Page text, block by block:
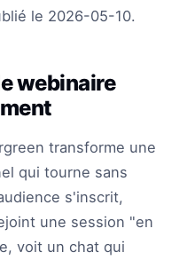
le 2026-05-10.
webinaire
transforme une
qui tourne sans
s'inscrit,
une session "en
voit un chat qui